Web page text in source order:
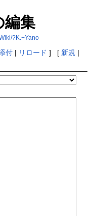
集
?K.+Yano
付| リロード ] [ 新規 |